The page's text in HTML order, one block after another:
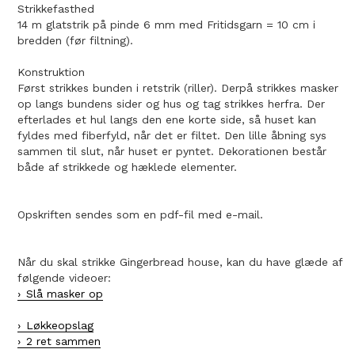
Strikkefasthed
14 m glatstrik på pinde 6 mm med Fritidsgarn = 10 cm i
bredden (før filtning).
Konstruktion
Først strikkes bunden i retstrik (riller). Derpå strikkes masker
op langs bundens sider og hus og tag strikkes herfra. Der
efterlades et hul langs den ene korte side, så huset kan
fyldes med fiberfyld, når det er filtet. Den lille åbning sys
sammen til slut, når huset er pyntet. Dekorationen består
både af strikkede og hæklede elementer.
Opskriften sendes som en pdf-fil med e-mail.
Når du skal strikke Gingerbread house, kan du have glæde af
følgende videoer:
Slå masker op
Løkkeopslag
2 ret sammen